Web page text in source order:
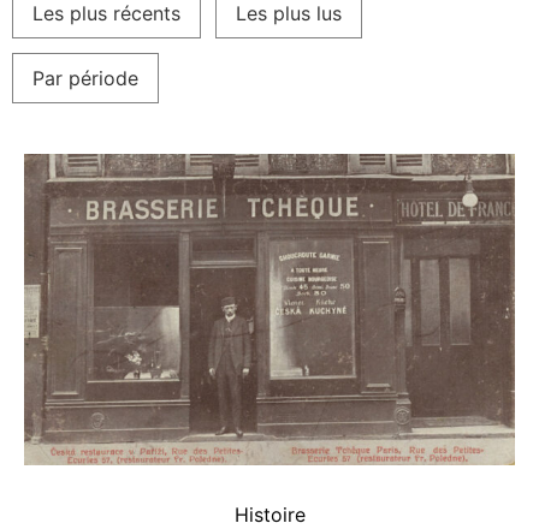
Les plus récents Les plus lus
Par période
Histoire